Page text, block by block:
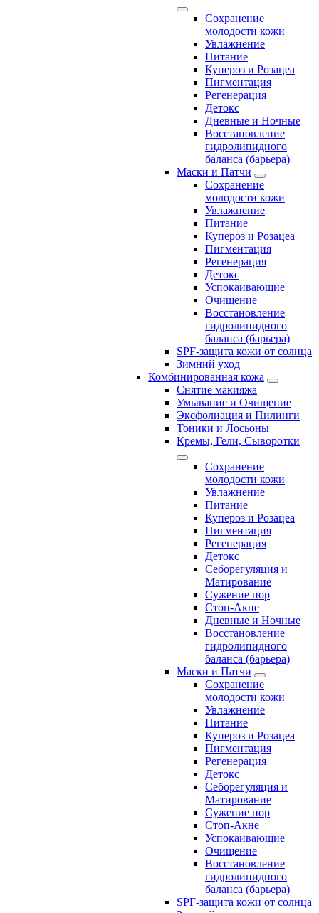
Сохранение
молодости кожи
Увлажнение
Питание
Купероз и Розацеа
Пигментация
Регенерация
Детокс
Дневные и Ночные
Восстановление
гидролипидного
баланса (барьера)
Маски и Патчи
Сохранение
молодости кожи
Увлажнение
Питание
Купероз и Розацеа
Пигментация
Регенерация
Детокс
Успокаивающие
Очищение
Восстановление
гидролипидного
баланса (барьера)
SPF-защита кожи от солнца
Зимний уход
Комбинированная кожа
Снятие макияжа
Умывание и Очищение
Эксфолиация и Пилинги
Тоники и Лосьоны
Кремы, Гели, Сыворотки
Сохранение
молодости кожи
Увлажнение
Питание
Купероз и Розацеа
Пигментация
Регенерация
Детокс
Себорегуляция и
Матирование
Сужение пор
Стоп-Акне
Дневные и Ночные
Восстановление
гидролипидного
баланса (барьера)
Маски и Патчи
Сохранение
молодости кожи
Увлажнение
Питание
Купероз и Розацеа
Пигментация
Регенерация
Детокс
Себорегуляция и
Матирование
Сужение пор
Стоп-Акне
Успокаивающие
Очищение
Восстановление
гидролипидного
баланса (барьера)
SPF-защита кожи от солнца